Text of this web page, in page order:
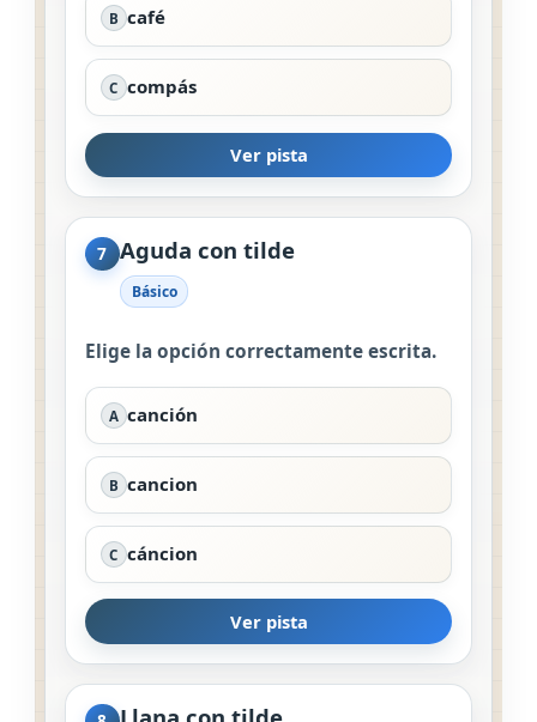
B café
C compás
Ver pista
7 Aguda con tilde
Básico
Elige la opción correctamente escrita.
A canción
B cancion
C cáncion
Ver pista